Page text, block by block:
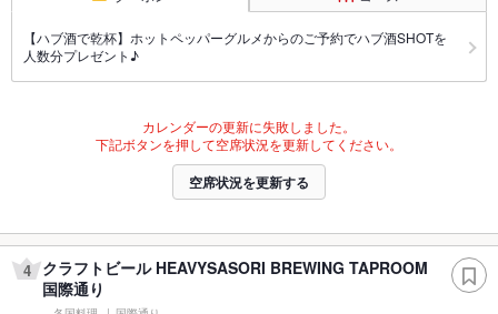
【ハブ酒で乾杯】ホットペッパーグルメからのご予約でハブ酒SHOTを
人数分プレゼント♪
カレンダーの更新に失敗しました。
下記ボタンを押して空席状況を更新してください。
空席状況を更新する
4
クラフトビール HEAVYSASORI BREWING TAPROOM
国際通り